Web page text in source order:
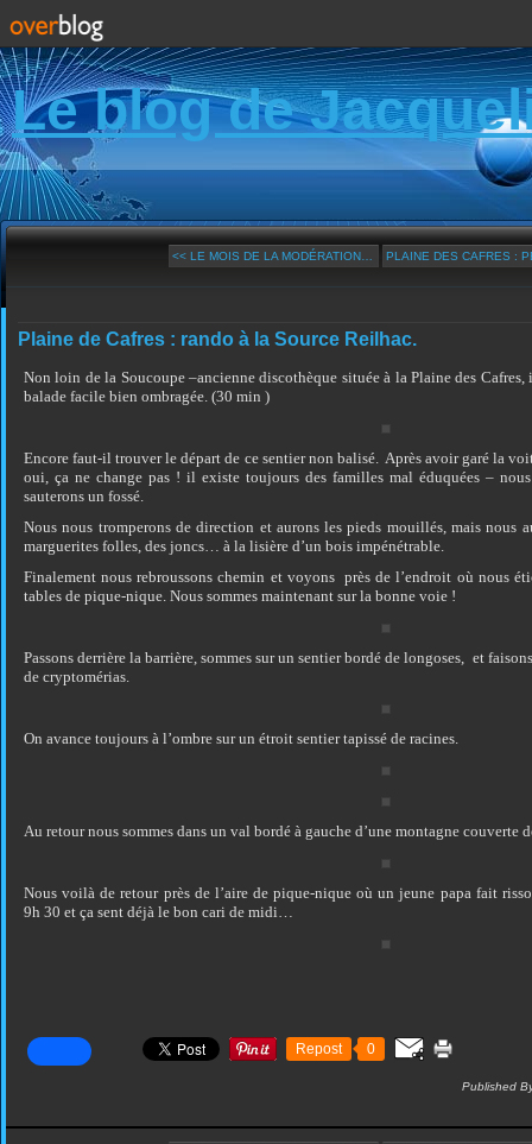
Le blog de
<< LE MOIS DE LA MODÉRATION… PLAINE DES CAFRES :
Plaine de Cafres : rando à la Source Reilhac.
Non loin de la Soucoupe –ancienne discothèque située à la Plaine des
balade facile bien ombragée. (30 min )
Encore faut-il trouver le départ de ce sentier non balisé. Après avoir garé la
oui, ça ne change pas ! il existe toujours des familles mal éduquées –
sauterons un fossé.
Nous nous tromperons de direction et aurons les pieds mouillés, mais nous
marguerites folles, des joncs… à la lisière d’un bois impénétrable.
Finalement nous rebroussons chemin et voyons près de l’endroit où nous
tables de pique-nique. Nous sommes maintenant sur la bonne voie !
Passons derrière la barrière, sommes sur un sentier bordé de longoses, et
de cryptomérias.
On avance toujours à l’ombre sur un étroit sentier tapissé de racines.
Au retour nous sommes dans un val bordé à gauche d’une montagne couverte
Nous voilà de retour près de l’aire de pique-nique où un jeune papa fait
9h 30 et ça sent déjà le bon cari de midi…
Repost 0
Published